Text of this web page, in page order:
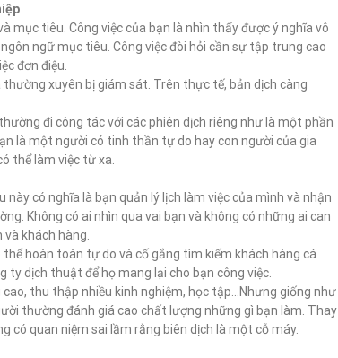
mục tiêu. Công việc của bạn là nhìn thấy được ý nghĩa vô
ngữ mục tiêu. Công việc đòi hỏi cần sự tập trung cao
đơn điệu.
xuyên bị giám sát. Trên thực tế, bản dịch càng
đi công tác với các phiên dịch riêng như là một phần
là một người có tinh thần tự do hay con người của gia
thể làm việc từ xa.
này có nghĩa là bạn quản lý lịch làm việc của mình và nhận
Không có ai nhìn qua vai bạn và không có những ai can
khách hàng.
hoàn toàn tự do và cố gắng tìm kiếm khách hàng cá
dịch thuật để họ mang lại cho bạn công việc.
thu thập nhiều kinh nghiệm, học tập…Nhưng giống như
thường đánh giá cao chất lượng những gì bạn làm. Thay
có quan niệm sai lầm rằng biên dịch là một cỗ máy.